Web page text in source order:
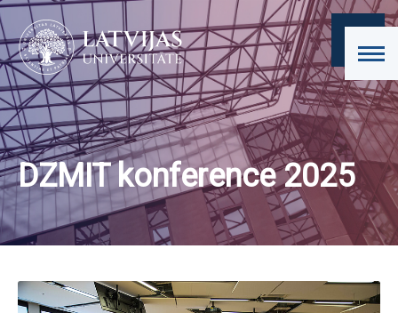
DZMIT konference 2025